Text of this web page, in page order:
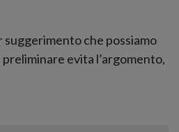
suggerimento che possiamo
evita l’argomento,